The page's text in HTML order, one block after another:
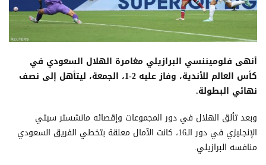
أنهى فلوميننسي البرازيلي مغامرة الهلال السعودي في
كأس العالم للأندية، وفاز عليه 2-1، الجمعة، ليتأهل إلى نصف
نهائي البطولة.
وبعد تألق الهلال في دور المجموعات وإقصائه مانشستر سيتي
الإنجليزي في دور الـ16، كانت الآمال معلقة بتخطي الفريق السعودي
منافسه البرازيلي.